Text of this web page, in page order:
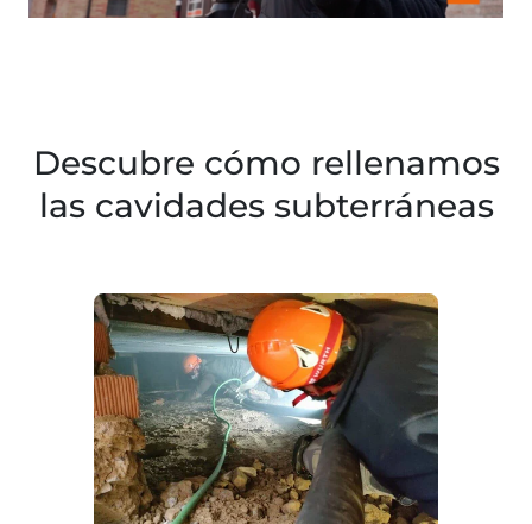
Descubre cómo rellenamos
las cavidades subterráneas